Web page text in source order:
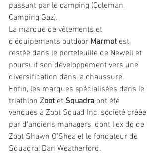
passant par le camping (Coleman,
Camping Gaz).
La marque de vêtements et
d'équipements outdoor Marmot est
restée dans le portefeuille de Newell et
poursuit son développement vers une
diversification dans la chaussure.
Enfin, les marques spécialisées dans le
triathlon Zoot et Squadra ont été
vendues à Zoot Squad Inc, société créée
par d'anciens managers, dont l'ex dg de
Zoot Shawn O'Shea et le fondateur de
Squadra, Dan Weatherford.